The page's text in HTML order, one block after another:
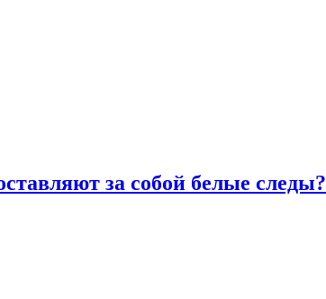
за собой белые следы?